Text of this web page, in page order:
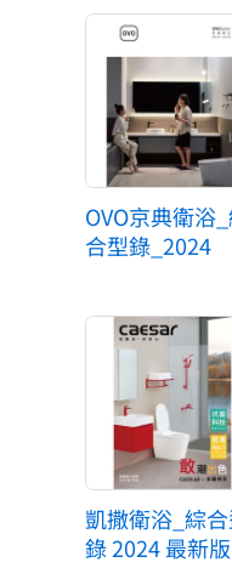
OVO京典衛浴
合型錄_2024
凱撒衛浴_綜
錄 2024 最新版